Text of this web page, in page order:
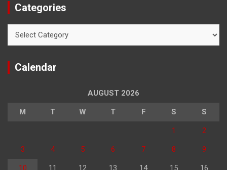
Categories
Calendar
AUGUST 2026
M T W T F S S
1 2
3 4 5 6 7 8 9
10 11 12 13 14 15 16